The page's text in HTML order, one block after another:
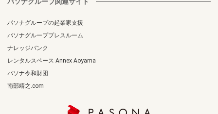
パソナグループの起業家支援
パソナグループプレスルーム
ナレッジバンク
レンタルスペース Annex Aoyama
パソナ令和財団
南部靖之.com